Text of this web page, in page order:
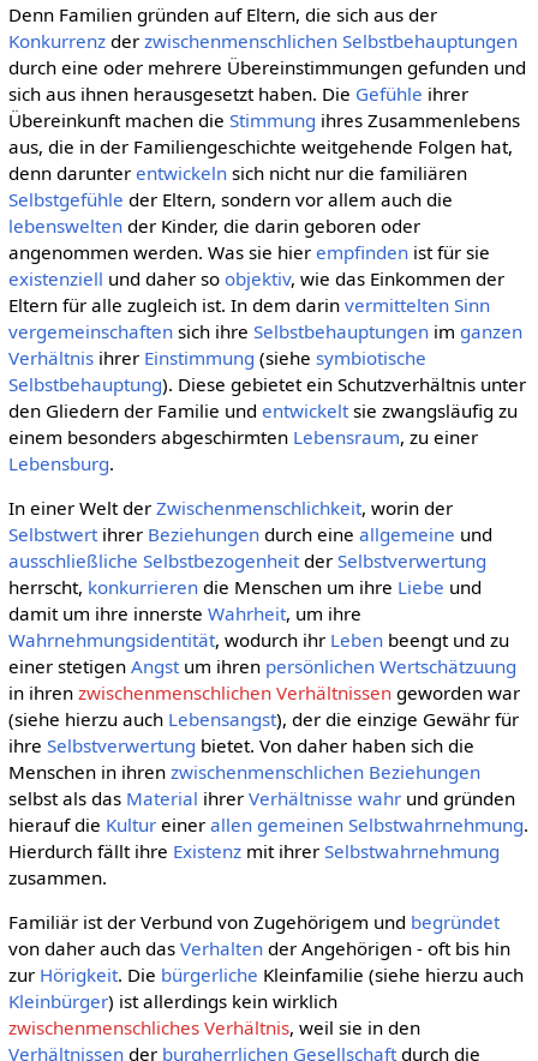
Denn Familien gründen auf Eltern, die sich aus der
Konkurrenzder zwischenmenschlichen Selbstbehauptungen
durch eine oder mehrere Übereinstimmungen gefunden und
sich aus ihnen herausgesetzt haben. Die Gefühle ihrer
Übereinkunft machen die Stimmung ihres Zusammenlebens
aus, die in der Familiengeschichte weitgehende Folgen hat,
denn darunter entwickelnsich nicht nur die familiären
Selbstgefühle der Eltern, sondern vor allem auch die
lebensweltender Kinder, die darin geboren oder
angenommen werden. Was sie hier empfindenist für sie
existenziell und daher so objektiv, wie das Einkommen der
Eltern für alle zugleich ist. In dem darin vermittelten Sinn
vergemeinschaftensich ihre Selbstbehauptungenim ganzen
Verhältnisihrer Einstimmung (siehe symbiotische
Selbstbehauptung). Diese gebietet ein Schutzverhältnis unter
den Gliedern der Familie und entwickeltsie zwangsläufig zu
einem besonders abgeschirmten Lebensraum, zu einer
Lebensburg.
In einer Welt der Zwischenmenschlichkeit, worin der
Selbstwertihrer Beziehungendurch eine allgemeine und
ausschließliche Selbstbezogenheitder Selbstverwertung
herrscht, konkurrierendie Menschen um ihre Liebe und
damit um ihre innerste Wahrheit, um ihre
Wahrnehmungsidentität, wodurch ihr Lebenbeengt und zu
einer stetigen Angstum ihren persönlichen Wertschätzuung
in ihren zwischenmenschlichen Verhältnissengeworden war
(siehe hierzu auch Lebensangst), der die einzige Gewähr für
ihre Selbstverwertung bietet. Von daher haben sich die
Menschen in ihren zwischenmenschlichen Beziehungen
selbst als das Material ihrer Verhältnisse wahrund gründen
hierauf die Kultureiner allen gemeinen Selbstwahrnehmung.
Hierdurch fällt ihre Existenzmit ihrer Selbstwahrnehmung
zusammen.
Familiär ist der Verbund von Zugehörigem und begründet
von daher auch das Verhaltender Angehörigen - oft bis hin
zur Hörigkeit. Die bürgerliche Kleinfamilie (siehe hierzu auch
Kleinbürger) ist allerdings kein wirklich
zwischenmenschliches Verhältnis, weil sie in den
Verhältnissender burgherrlichen Gesellschaftdurch die